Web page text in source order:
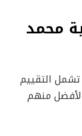
محمد
تشمل التقييم
منهم